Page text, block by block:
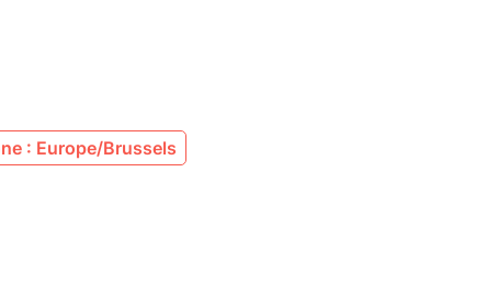
: Europe/Brussels